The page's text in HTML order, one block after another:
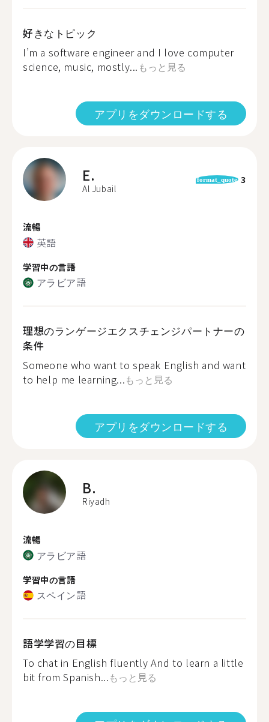
好きなトピック
I’m a software engineer and I love computer
science, music, mostly... もっと見る
アプリをダウンロードする
E.
Al Jubail
format_quote 3
流暢
英語
学習中の言語
アラビア語
理想のランゲージエクスチェンジパートナーの
条件
Someone who want to speak English and want
to help me learning...もっと見る
アプリをダウンロードする
B.
Riyadh
流暢
アラビア語
学習中の言語
スペイン語
語学学習の目標
To chat in English fluently And to learn a little
bit from Spanish...もっと見る